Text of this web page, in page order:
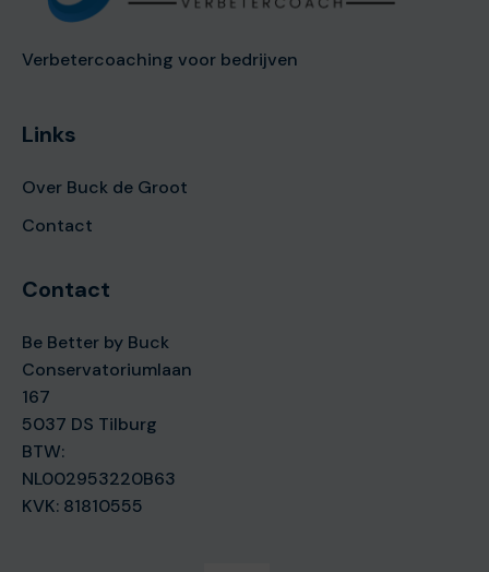
Verbetercoaching voor bedrijven
Links
Over Buck de Groot
Contact
Contact
Be Better by Buck
Conservatoriumlaan
167
5037 DS Tilburg
BTW:
NL002953220B63
KVK: 81810555